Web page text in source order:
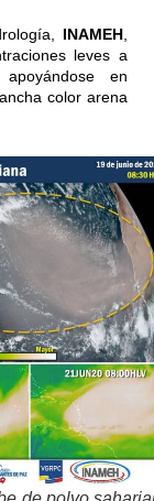
INAMEH,
leves a
en
color arena